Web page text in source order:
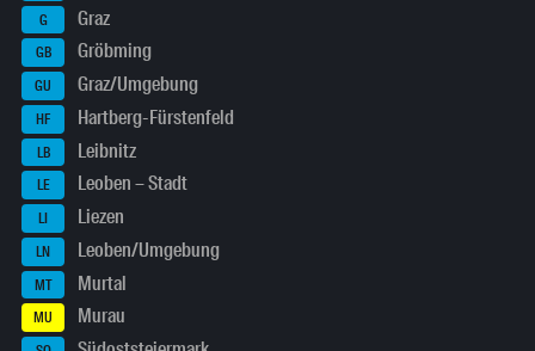
G Graz
GB Gröbming
GU Graz/Umgebung
HF Hartberg-Fürstenfeld
LB Leibnitz
LE Leoben – Stadt
LI Liezen
LN Leoben/Umgebung
MT Murtal
MU Murau